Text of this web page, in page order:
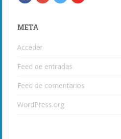
META
Acceder
Feed de entradas
Feed de comentarios
WordPress.org